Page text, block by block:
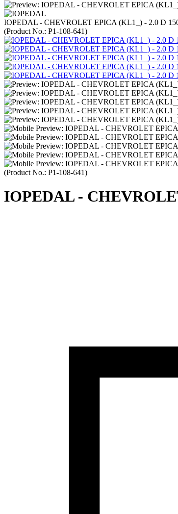
IOPEDAL - CHEVROLET EPICA (KL1_) - 2.0 D
(Product No.: P1-108-641)
(Product No.: P1-108-641)
IOPEDAL -